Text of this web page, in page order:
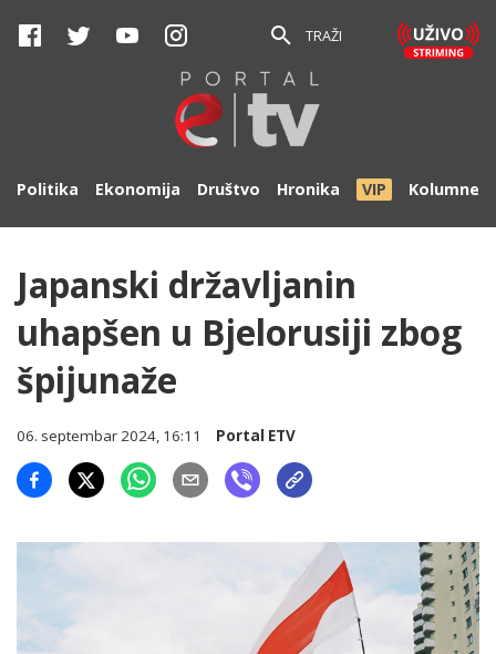
TRAŽI
Politika Ekonomija Društvo Hronika VIP Kolumne
Japanski državljanin
uhapšen u Bjelorusiji zbog
špijunaže
06. septembar 2024, 16:11 Portal ETV